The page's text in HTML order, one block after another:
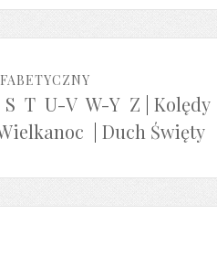
S T U-V W-Y Z Kolędy|
Duch Święty